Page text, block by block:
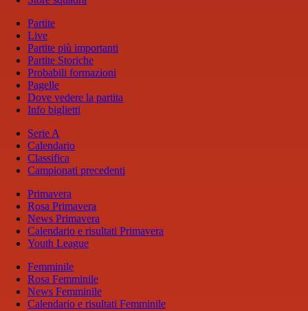
Partite
Live
Partite più importanti
Partite Storiche
Probabili formazioni
Pagelle
Dove vedere la partita
Info biglietti
Serie A
Calendario
Classifica
Campionati precedenti
Primavera
Rosa Primavera
News Primavera
Calendario e risultati Primavera
Youth League
Femminile
Rosa Femminile
News Femminile
Calendario e risultati Femminile